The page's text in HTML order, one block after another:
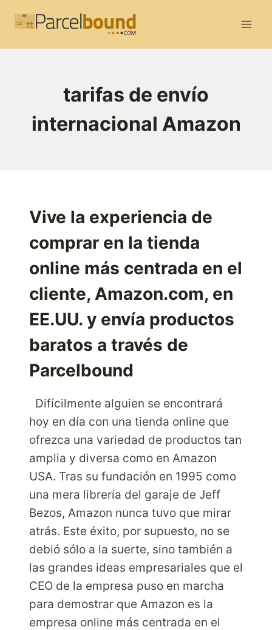
tarifas de envío
internacional Amazon
Vive la experiencia de
comprar en la tienda
online más centrada en el
cliente, Amazon.com, en
EE.UU. y envía productos
baratos a través de
Parcelbound
Difícilmente alguien se encontrará
hoy en día con una tienda online que
ofrezca una variedad de productos tan
amplia y diversa como en Amazon
USA. Tras su fundación en 1995 como
una mera librería del garaje de Jeff
Bezos, Amazon nunca tuvo que mirar
atrás. Este éxito, por supuesto, no se
debió sólo a la suerte, sino también a
las grandes ideas empresariales que el
CEO de la empresa puso en marcha
para demostrar que Amazon es la
empresa online más centrada en el